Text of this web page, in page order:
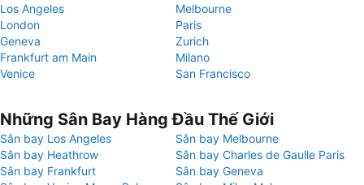
Los Angeles
Melbourne
London
Paris
Geneva
Zurich
Frankfurt am Main
Milano
Venice
San Francisco
Những Sân Bay Hàng Đầu Thế Giới
Sân bay Los Angeles
Sân bay Melbourne
Sân bay Heathrow
Sân bay Charles de Gaulle Paris
Sân bay Frankfurt
Sân bay Geneva